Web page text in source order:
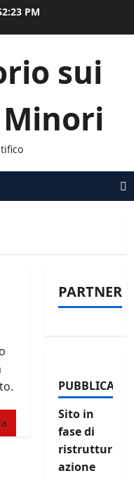
PM
sui
PARTNER
Sito in
fase di
ristruttur
azione